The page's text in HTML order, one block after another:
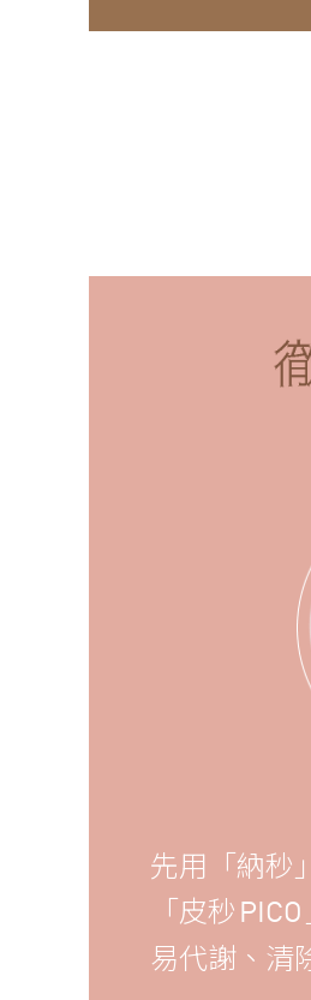
先用「納秒
「皮秒 PICO
易代謝、清